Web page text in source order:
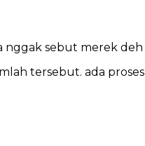
nggak sebut merek deh
tersebut. ada